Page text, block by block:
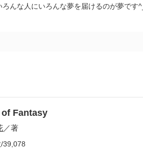
んな人にいろんな夢を届けるのが夢です
Fantasy
／著
39,078